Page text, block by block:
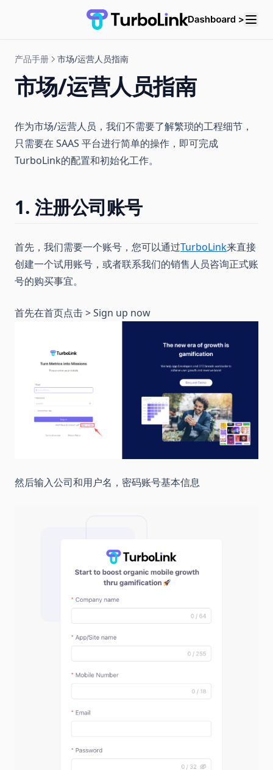
产品手册 市场/运营人员指南
市场/运营人员指南
作为市场/运营人员，我们不需要了解繁琐的工程细节，
只需要在 SAAS 平台进行简单的操作，即可完成
TurboLink的配置和初始化工作。
1. 注册公司账号
首先，我们需要一个账号，您可以通过TurboLink来直接
创建一个试用账号，或者联系我们的销售人员咨询正式账
号的购买事宜。
首先在首页点击 > Sign up now
然后输入公司和用户名，密码账号基本信息